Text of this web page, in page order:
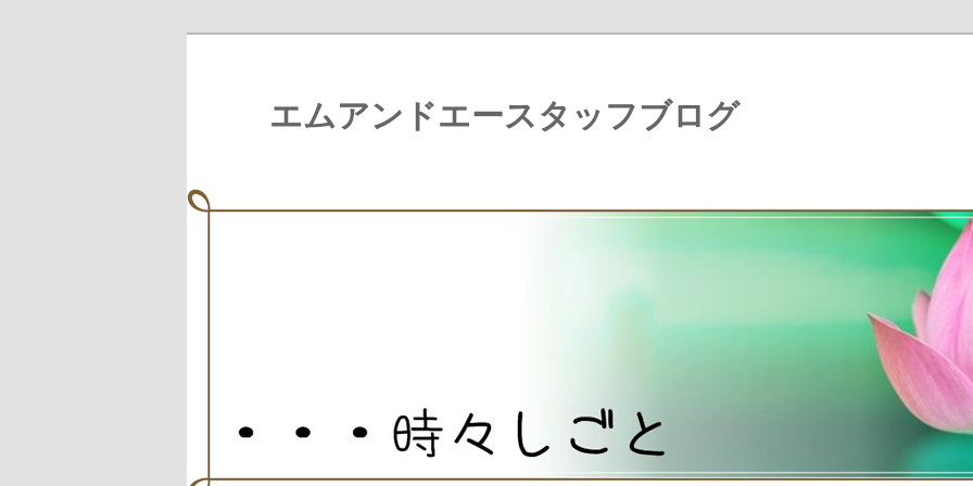
エムアンドエースタッフブログ